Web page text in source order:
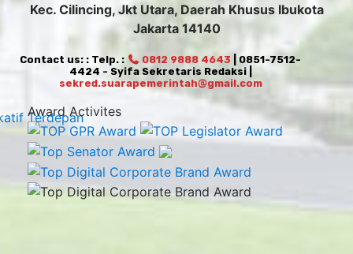
Kec. Cilincing, Jkt Utara, Daerah Khusus Ibukota
Jakarta 14140
Contact us: : Telp. : 0812 9888 4643 | 0851-7512-
4424 - Syifa Sekretaris Redaksi |
sekred.suarapemerintah@gmail.com
Award Activites